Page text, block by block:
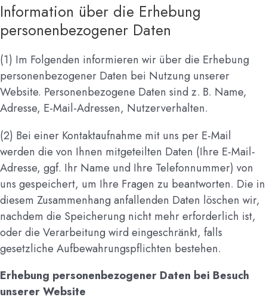
Information über die Erhebung
personenbezogener Daten
(1) Im Folgenden informieren wir über die Erhebung
personenbezogener Daten bei Nutzung unserer
Website. Personenbezogene Daten sind z. B. Name,
Adresse, E-Mail-Adressen, Nutzerverhalten.
(2) Bei einer Kontaktaufnahme mit uns per E-Mail
werden die von Ihnen mitgeteilten Daten (Ihre E-Mail-
Adresse, ggf. Ihr Name und Ihre Telefonnummer) von
uns gespeichert, um Ihre Fragen zu beantworten. Die in
diesem Zusammenhang anfallenden Daten löschen wir,
nachdem die Speicherung nicht mehr erforderlich ist,
oder die Verarbeitung wird eingeschränkt, falls
gesetzliche Aufbewahrungspflichten bestehen.
Erhebung personenbezogener Daten bei Besuch
unserer Website